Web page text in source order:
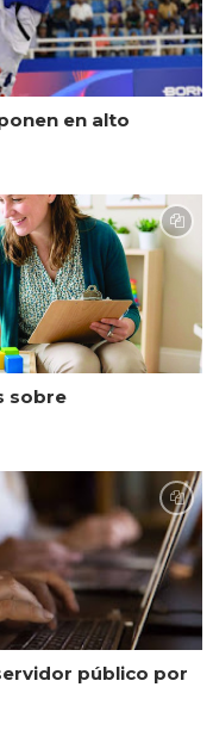
en alto
sobre
público por